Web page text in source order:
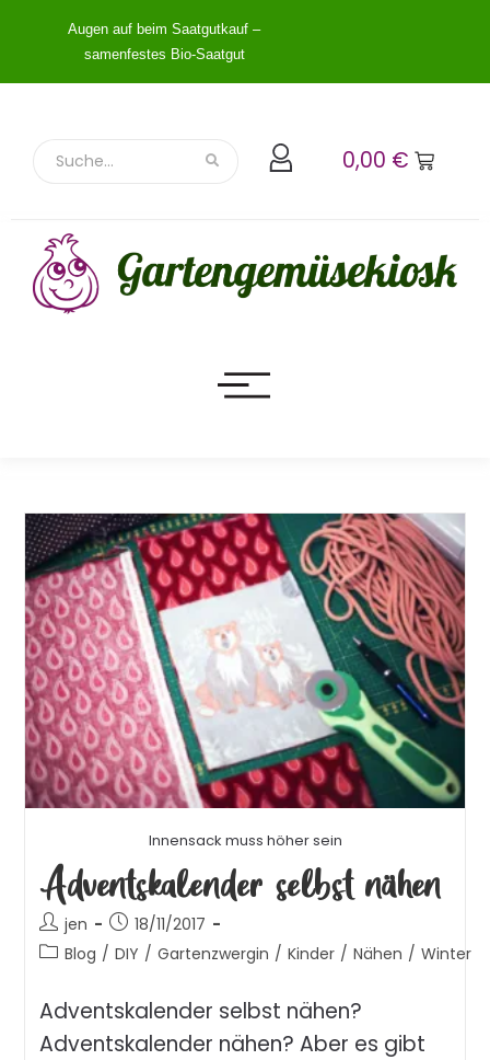
Augen auf beim Saatgutkauf –
samenfestes Bio-Saatgut
0,00 €
Innensack muss höher sein
Adventskalender selbst nähen
jen
18/11/2017
Blog / DIY / Gartenzwergin / Kinder / Nähen / Winter
Adventskalender selbst nähen?
Adventskalender nähen? Aber es gibt